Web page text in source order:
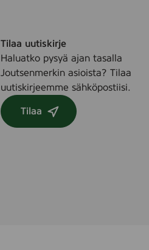
Tilaa uutiskirje
Haluatko pysyä ajan tasalla
Joutsenmerkin asioista? Tilaa
uutiskirjeemme sähköpostiisi.
Tilaa